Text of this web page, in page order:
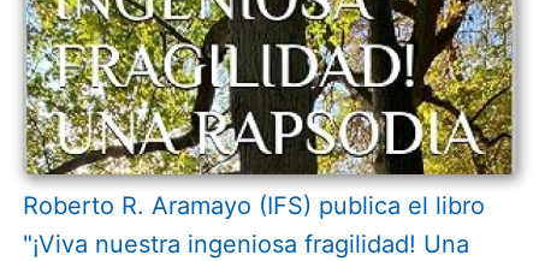
Roberto R. Aramayo (IFS) publica el libro
"¡Viva nuestra ingeniosa fragilidad! Una